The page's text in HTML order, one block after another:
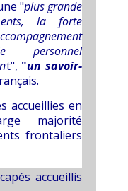
"plus grande
la forte
personnel
t", "un savoir-
accueillies en
majorité
frontaliers
accueillis